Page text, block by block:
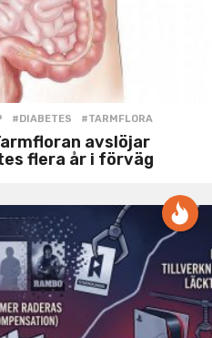
#DIABETES ,#TARMFLORA
avslöjar
flera år i förväg